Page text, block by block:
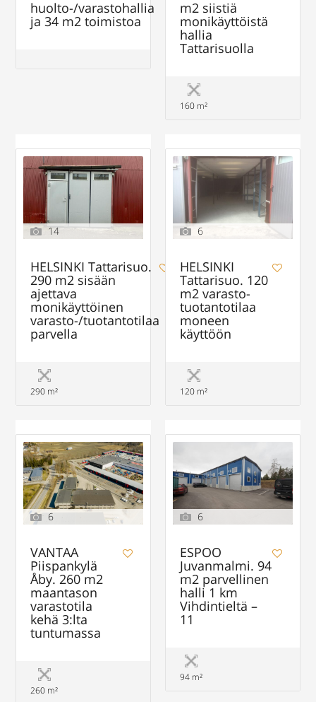
huolto-/varastohallia
ja 34 m2 toimistoa
m2 siistiä
monikäyttöistä
hallia
Tattarisuolla
160 m²
14
HELSINKI Tattarisuo.
290 m2 sisään
ajettava
monikäyttöinen
varasto-/tuotantotilaa
parvella
290 m²
6
HELSINKI
Tattarisuo. 120
m2 varasto-
tuotantotilaa
moneen
käyttöön
120 m²
6
VANTAA
Piispankylä
Åby. 260 m2
maantason
varastotila
kehä 3:lta
tuntumassa
260 m²
6
ESPOO
Juvanmalmi. 94
m2 parvellinen
halli 1 km
Vihdintieltä –
11
94 m²